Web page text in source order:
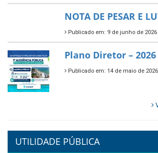
🌳🌱 Projeto
Publicado em: 9 de junho de 2026
🌿🚤 Semana
Ambiente em
alinhamento
Conecta+ Tamandaré.